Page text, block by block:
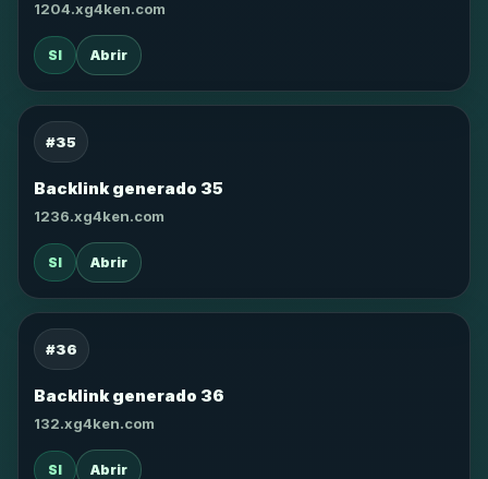
1204.xg4ken.com
SI Abrir
#35
Backlink generado 35
1236.xg4ken.com
SI Abrir
#36
Backlink generado 36
132.xg4ken.com
SI Abrir